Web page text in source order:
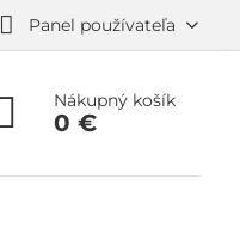
Panel používateľa
Nákupný košík
0 €